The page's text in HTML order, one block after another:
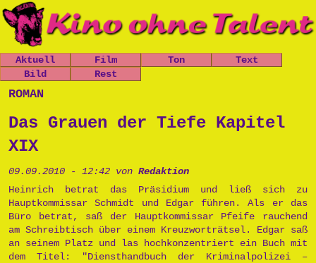
Aktuell
Nachrichten
Termine
Film
Spielfilme
n
Politik
Unsinn
Käseburg
Ton
Das Grauen
der Tiefe
Prinzessin
Cara
Text
der Tiefe
ar
Ausgesproche
nes
Unverständni
sr
Bild
Mitfickrepor
t
Metallwaren
Tschernobyl
Rest
Links
roman
Das Grauen der Tiefe Kapitel
XIX
09.09.2010 - 12:42 von Redaktion
Heinrich betrat das Präsidium und ließ sich zu
Hauptkommissar Schmidt und Edgar führen. Als er das
Büro betrat, saß der Hauptkommissar Pfeife rauchend
am Schreibtisch über einem Kreuzworträtsel. Edgar saß
an seinem Platz und las hochkonzentriert ein Buch mit
dem Titel: "Diensthandbuch der Kriminalpolizei –